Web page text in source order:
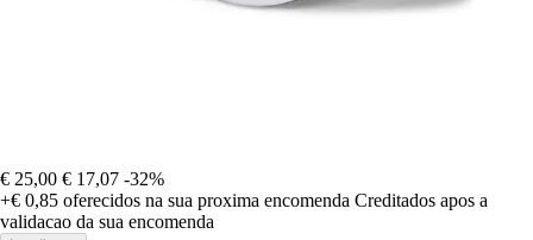
€ 25,00 € 17,07 -32%
+€ 0,85 oferecidos na sua proxima encomenda Creditados apos a
validacao da sua encomenda